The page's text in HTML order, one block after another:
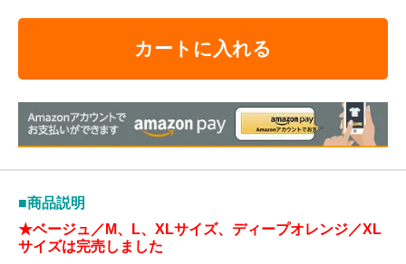
カートに入れる
■商品説明
★ベージュ／M、L、XLサイズ、ディープオレンジ／XL
サイズは完売しました